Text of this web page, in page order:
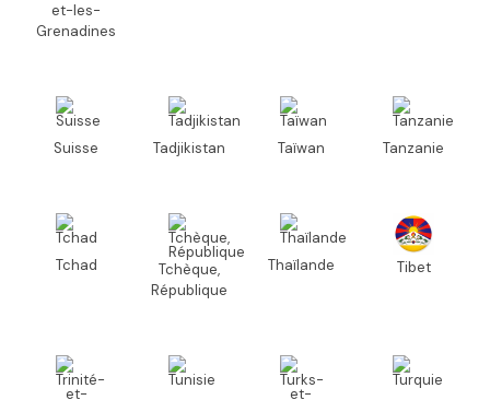
et-les-
Grenadines
Suisse Tadjikistan Taïwan Tanzanie
Tchad
Tchèque,
République
Thaïlande Tibet